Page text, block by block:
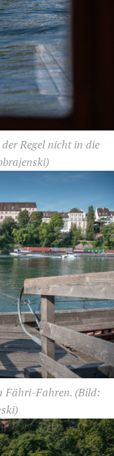
Regel nicht in die
Fähri-Fahren. (Bild: